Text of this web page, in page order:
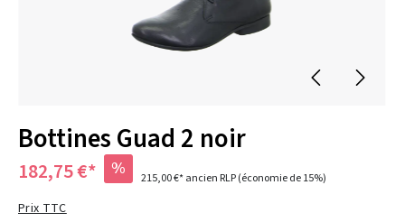
Bottines Guad 2 noir
182,75 €* % 215,00 €*ancien RLP(économie de 15%)
Prix TTC